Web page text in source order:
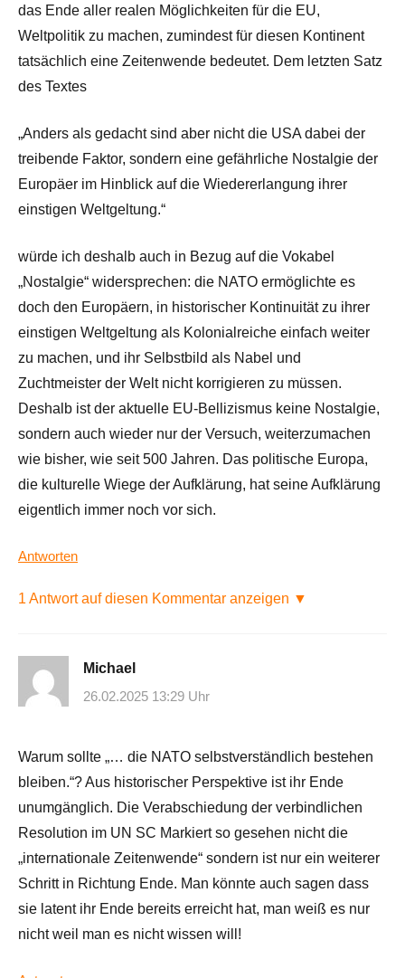
das Ende aller realen Möglichkeiten für die EU,
Weltpolitik zu machen, zumindest für diesen Kontinent
tatsächlich eine Zeitenwende bedeutet. Dem letzten Satz
des Textes
„Anders als gedacht sind aber nicht die USA dabei der
treibende Faktor, sondern eine gefährliche Nostalgie der
Europäer im Hinblick auf die Wiedererlangung ihrer
einstigen Weltgeltung.“
würde ich deshalb auch in Bezug auf die Vokabel
„Nostalgie“ widersprechen: die NATO ermöglichte es
doch den Europäern, in historischer Kontinuität zu ihrer
einstigen Weltgeltung als Kolonialreiche einfach weiter
zu machen, und ihr Selbstbild als Nabel und
Zuchtmeister der Welt nicht korrigieren zu müssen.
Deshalb ist der aktuelle EU-Bellizismus keine Nostalgie,
sondern auch wieder nur der Versuch, weiterzumachen
wie bisher, wie seit 500 Jahren. Das politische Europa,
die kulturelle Wiege der Aufklärung, hat seine Aufklärung
eigentlich immer noch vor sich.
Antworten
1 Antwort auf diesen Kommentar anzeigen ▼
Michael
26.02.2025 13:29 Uhr
Warum sollte „… die NATO selbstverständlich bestehen
bleiben.“? Aus historischer Perspektive ist ihr Ende
unumgänglich. Die Verabschiedung der verbindlichen
Resolution im UN SC Markiert so gesehen nicht die
„internationale Zeitenwende“ sondern ist nur ein weiterer
Schritt in Richtung Ende. Man könnte auch sagen dass
sie latent ihr Ende bereits erreicht hat, man weiß es nur
nicht weil man es nicht wissen will!